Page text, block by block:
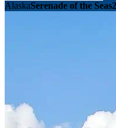
AlaskaSerenade of the Seas